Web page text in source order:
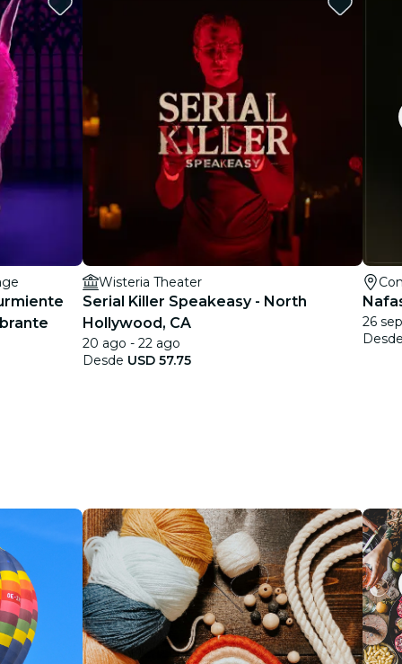
Wisteria Theater
Serial Killer Speakeasy - North
Hollywood, CA
20 ago - 22 ago
Desde USD 57.75
26 sep